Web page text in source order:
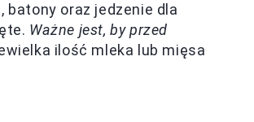
batony oraz jedzenie dla
Ważne jest, by przed
ilość mleka lub mięsa